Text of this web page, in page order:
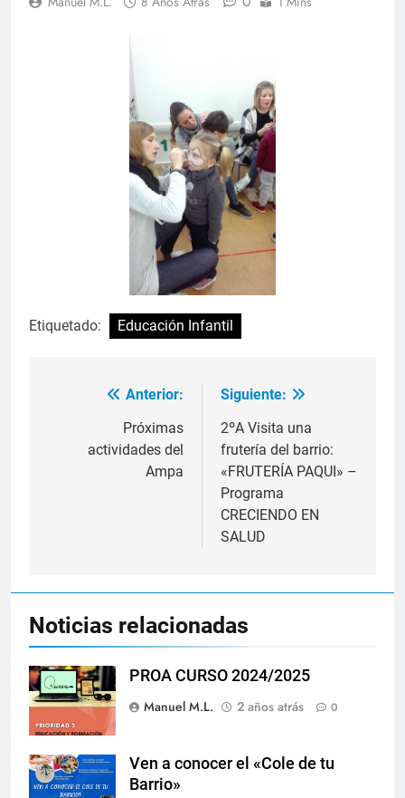
Etiquetado: Educación Infantil
Navegación
Anterior:
Próximas
actividades del
Ampa
Siguiente:
2ºA Visita una
frutería del barrio:
«FRUTERÍA PAQUI» –
Programa
CRECIENDO EN
SALUD
Noticias relacionadas
PROA CURSO 2024/2025
Manuel M.L.
2 años atrás 0
Ven a conocer el «Cole de tu
Barrio»